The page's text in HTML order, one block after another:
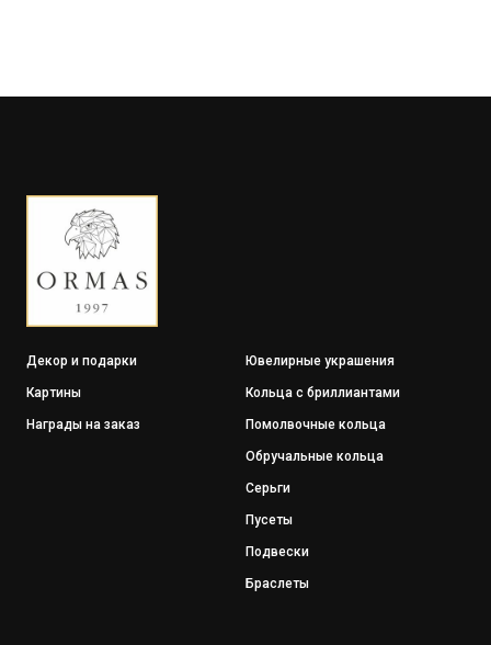
Декор и подарки
Картины
Награды на заказ
Ювелирные украшения
Кольца с бриллиантами
Помолвочные кольца
Обручальные кольца
Серьги
Пусеты
Подвески
Браслеты